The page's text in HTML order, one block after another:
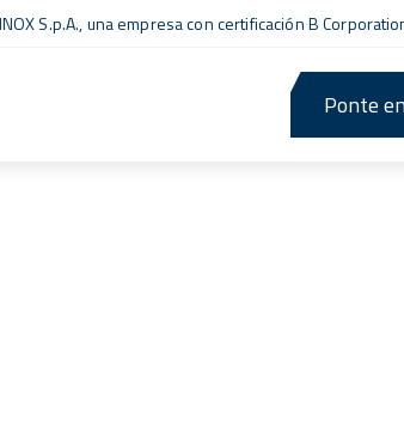
S.p.A., una empresa concertificación B
Ponte